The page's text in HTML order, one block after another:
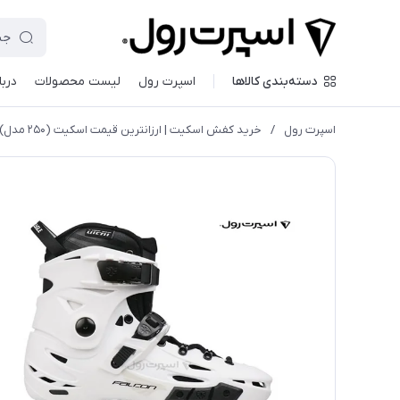
دسته‌بندی کالاها اسپرت رول لیست محصولات
اسپرت رول / خريد كفش اسكيت | ارزانترين قيمت اسكيت (۲۵۰ مدل)